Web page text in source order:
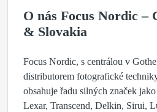
O nás Focus Nordic –
& Slovakia
Focus Nordic, s centrálou v
distributorem fotografické
obsahuje řadu silných značek
Lexar, Transcend, Delkin, Sirui,